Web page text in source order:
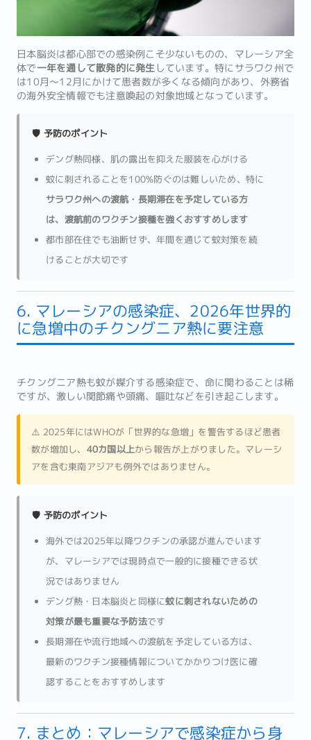
日本脳炎は都心部での感染例こそ少ないものの、マレーシア全
体で一年を通して散発的に発生 しています。特にサラワク州で
は10月〜12月にかけて患者数が多くなる傾向があり、外務省
の海外安全情報でも注意喚起の対象地域となっています。
🛡️ 予防のポイント
デング熱同様、肌の露出を抑えた服装を心がける
蚊に刺されることを100%防ぐのは難しいため、特に
サラワク州への渡航・長期滞在を予定している方
は、渡航前のワクチン接種を強くおすすめします
都市部在住でも油断せず、年間を通じて蚊対策を続
けることが大切です
6. マレーシアの感染症、2026年世界的
に急増中のチクングニア熱に要注意
チクングニア熱も蚊が媒介する感染症で、命に関わることは稀
ですが、激しい関節痛や頭痛、嘔吐などを引き起こします。
⚠️ 2025年にはWHOが「世界的な急増」を警告するほど患者
数が増加し、 40カ国以上から報告が上がりました。マレーシ
アを含む東南アジアも例外ではありません。
🛡️ 予防のポイント
海外では2025年以降ワクチンの承認が進んでいます
が、マレーシアでは現時点で一般的に接種できる状
況ではありません
デング熱・日本脳炎と同様に蚊に刺されないための
対策が最も重要な予防法です
長期滞在や流行地域への渡航を予定している方は、
最新のワクチン接種情報についてかかりつけ医に確
認することをおすすめします
7. まとめ：マレーシアで感染症から身